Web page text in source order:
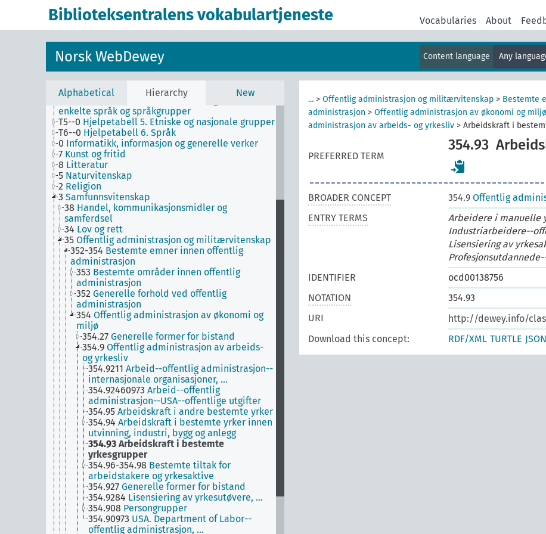
Biblioteksentralens vokabulartjeneste Vocabularies About
Norsk WebDewey Content language Any
Alphabetical Hierarchy New
de enkelte språks litteraturer, av bestemte
T3B--0 Hjelpetabell 3B. Underinndeling av verker
av eller om mer enn én forfatter
Hjelpetabell 3C. Tilleggsnumre for kunst og
litteratur
T4--0
Hjelpetabell 4. Underinndeling av de
enkelte språk og språkgrupper
T5--0 Hjelpetabell 5. Etniske og nasjonale grupper
T6--0 Hjelpetabell 6. Språk
0 Informatikk, informasjon og generelle verker
7 Kunst og fritid
8 Litteratur
5 Naturvitenskap
2 Religion
3 Samfunnsvitenskap
38 Handel, kommunikasjonsmidler og
samferdsel
34 Lov og rett
35 Offentlig administrasjon og militærvitenskap
352-354 Bestemte emner innen offentlig
administrasjon
353 Bestemte områder innen offentlig
administrasjon
352 Generelle forhold ved offentlig
administrasjon
354 Offentlig administrasjon av økonomi og
miljø
354.27 Generelle former for bistand
354.9 Offentlig administrasjon av arbeids-
og yrkesliv
354.9211 Arbeid--offentlig administrasjon--
internasjonale organisasjoner, …
354.92460973 Arbeid--offentlig
administrasjon--USA--offentlige utgifter
354.95 Arbeidskraft i andre bestemte yrker
354.94 Arbeidskraft i bestemte yrker innen
utvinning, industri, bygg og anlegg
354.93 Arbeidskraft i bestemte
yrkesgrupper
354.96-354.98 Bestemte tiltak for
arbeidstakere og yrkesaktive
354.927 Generelle former for bistand
354.9284 Lisensiering av yrkesutøvere, …
354.908 Persongrupper
354.90973 USA. Department of Labor--
offentlig administrasjon, …
... > Offentlig administrasjon og militærvitenskap > Bestemte
administrasjon > Offentlig administrasjon av økonomi og miljø
administrasjon av arbeids- og yrkesliv > Arbeidskraft i
PREFERRED TERM
354.93
BROADER CONCEPT 354.9 Offentlig
ENTRY TERMS
Arbeidere i manuelle
Industriarbeidere--
Lisensiering av
IDENTIFIER
ocd00138756
NOTATION
354.93
URI
http://dewey.info/
Download this concept:
RDF/XML TURTLE